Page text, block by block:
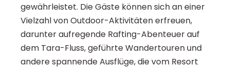
gewährleistet. Die Gäste können sich an einer
Vielzahl von Outdoor-Aktivitäten erfreuen,
darunter aufregende Rafting-Abenteuer auf
dem Tara-Fluss, geführte Wandertouren und
andere spannende Ausflüge, die vom Resort